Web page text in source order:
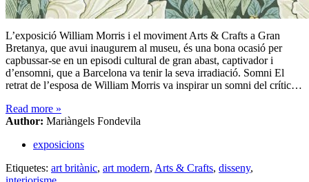
L’exposició William Morris i el moviment Arts & Crafts a Gran
Bretanya, que avui inaugurem al museu, és una bona ocasió per
capbussar-se en un episodi cultural de gran abast, captivador i
d’ensomni, que a Barcelona va tenir la seva irradiació. Somni El
retrat de l’esposa de William Morris va inspirar un somni del crític…
Read more »
Author: Mariàngels Fondevila
exposicions
Etiquetes: art britànic, art modern, Arts & Crafts, disseny,